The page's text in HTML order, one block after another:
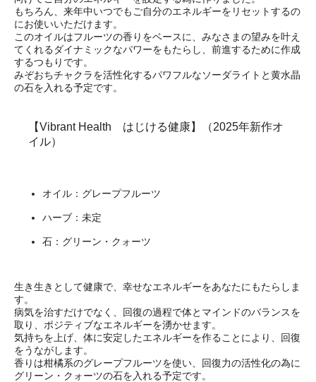
もちろん、来年中いつでもご自分のエネルギーをリセットするの
にお使いいただけます。
このオイルはフルーツの香りをベースに、みなさまの望みを叶え
てくれるダイナミックなパワーをもたらし、前進するために作成
するつもりです。
みぞおちチャクラを活性化するパワフルなソーダライトと黄水晶
の石を入れる予定です。
【Vibrant Health はじける健康】（2025年新作オ
イル）
オイル：グレープフルーツ
ハーブ：未定
石：グリーン・クォーツ
生き生きとして健康で、幸せなエネルギーをあなたにもたらしま
す。
病気を治すだけでなく、回復の過程で体とマインドのバランスを
取り、ポジティブなエネルギーを湧かせます。
気持ちを上げ、体に安定したエネルギーを作ることにより、回復
をうながします。
香りは柑橘系のグレープフルーツを使い、回復力の活性化の為に
グリーン・クォーツの石を入れる予定です。